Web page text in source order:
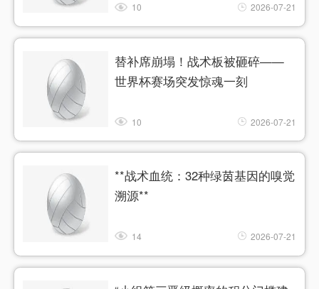
10 2026-07-21
替补席崩塌！战术板被砸碎——
世界杯赛场突发惊魂一刻
10 2026-07-21
**战术血统：32种绿茵基因的嗅觉
溯源**
14 2026-07-21